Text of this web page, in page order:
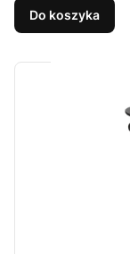
Do koszyka